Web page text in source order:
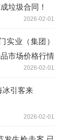
垃圾合同！
2026-02-01
实业（集团）
市场价格行情
2026-02-01
冰引客来
2026-02-01